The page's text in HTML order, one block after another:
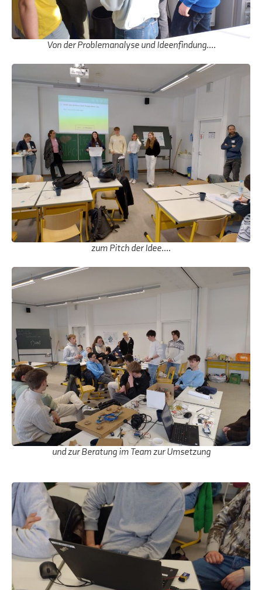
Von der Problemanalyse und Ideenfindung....
zum Pitch der Idee....
und zur Beratung im Team zur Umsetzung